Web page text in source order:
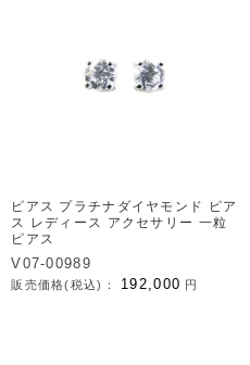
ピアス プラチナダイヤモンド ピア
ス レディース アクセサリー 一粒
ピアス
V07-00989
販売価格(税込)： 192,000 円